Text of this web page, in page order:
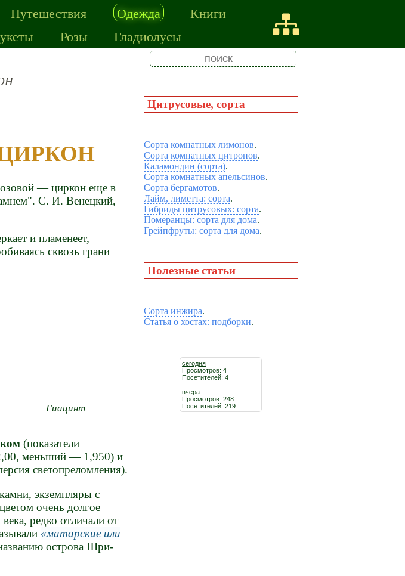
Путешествия Одежда
Книги
Розы Гладиолусы
Цитрусовые, сорта
Сорта комнатных лимонов.
Сорта комнатных цитронов.
Каламондин (сорта).
Сорта комнатных апельсинов.
Сорта бергамотов.
Лайм, лиметта: сорта.
Гибриды цитрусовых: сорта.
Померанцы: сорта для дома.
Грейпфруты: сорта для дома.
Полезные статьи
Сорта инжира.
Статья о хостах: подборки.
сегодня
Просмотров: 4
Посетителей: 4
вчера
Просмотров: 248
Посетителей: 219
- ЦИРКОН
— циркон еще в
С. И. Венецкий,
и пламенеет,
сквозь грани
Гиацинт
(показатели
меньший — 1,950) и
светопреломления).
экземпляры с
очень долгое
редко отличали от
матарские или
острова Шри-